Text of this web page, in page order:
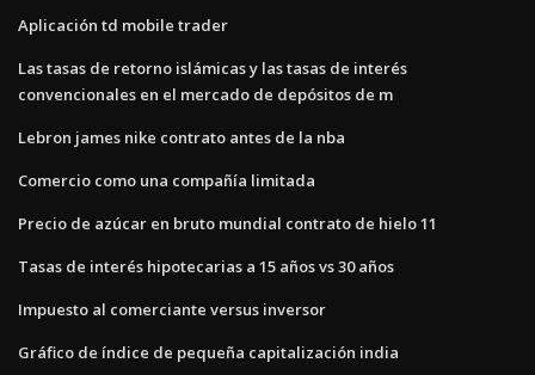
Aplicación td mobile trader
Las tasas de retorno islámicas y las tasas de interés
convencionales en el mercado de depósitos de m
Lebron james nike contrato antes de la nba
Comercio como una compañía limitada
Precio de azúcar en bruto mundial contrato de hielo 11
Tasas de interés hipotecarias a 15 años vs 30 años
Impuesto al comerciante versus inversor
Gráfico de índice de pequeña capitalización india